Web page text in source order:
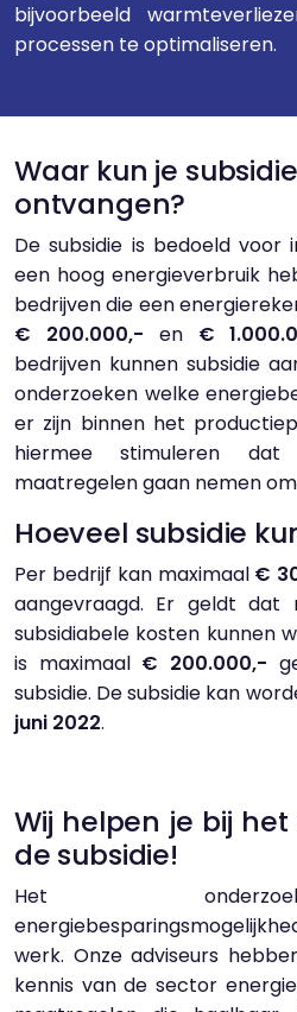
bijvoorbeeld
processen te optimaliseren.
Waar kun je
ontvangen?
De subsidie is bedoeld voor
een hoog energieverbruik
bedrijven die een
€ 200.000,- en €
bedrijven kunnen subsidie
onderzoeken welke
er zijn binnen het
hiermee stimuleren dat
maatregelen gaan nemen
Hoeveel subsidie
Per bedrijf kan maximaal €
aangevraagd. Er geldt dat
subsidiabele kosten kunnen
is maximaal € 200.000,-
subsidie. De subsidie kan
juni 2022.
Wij helpen je bij
de subsidie!
Het
werk. Onze adviseurs
kennis van de sector